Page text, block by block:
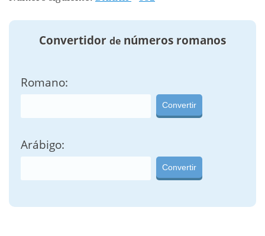
Convertidor de números romanos
Romano:
Convertir
Arábigo:
Convertir